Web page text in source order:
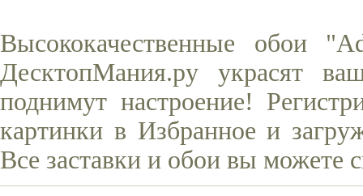
Высококачественные обои
ДесктопМания.ру украсят
поднимут настроение!
картинки в Избранное и
Все заставки и обои вы можете